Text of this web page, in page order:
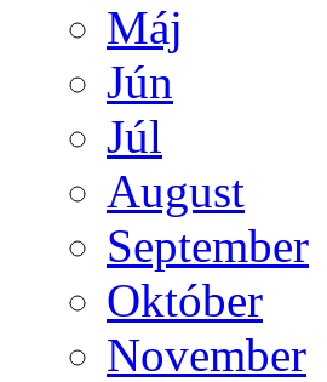
Máj
Jún
Júl
August
September
Október
November